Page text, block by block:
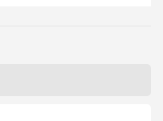
и логичная.